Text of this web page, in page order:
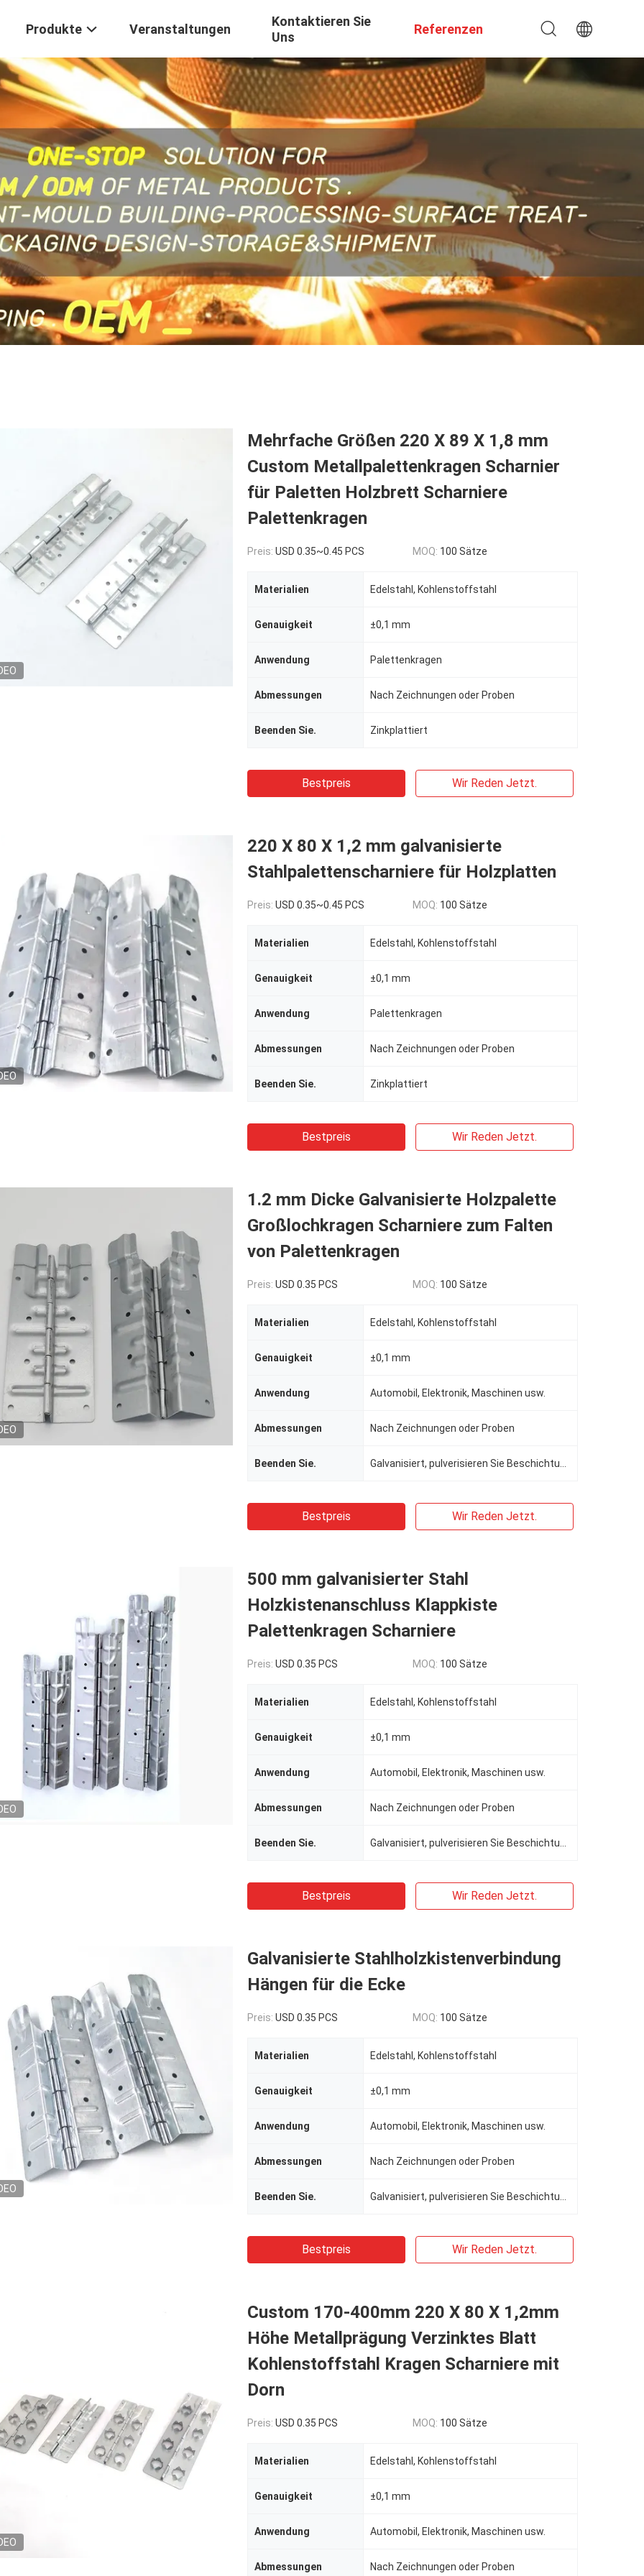
Produkte Veranstaltungen
Kontaktieren Sie
Uns
Referenzen
Mehrfache Größen 220 X 89 X 1,8 mm
Custom Metallpalettenkragen Scharnier
für Paletten Holzbrett Scharniere
Palettenkragen
Preis: USD 0.35~0.45 PCS MOQ: 100 Sätze
Materialien Edelstahl, Kohlenstoffstahl
Genauigkeit ±0,1 mm
Anwendung Palettenkragen
Abmessungen Nach Zeichnungen oder Proben
Beenden Sie. Zinkplattiert
Bestpreis Wir Reden Jetzt.
220 X 80 X 1,2 mm galvanisierte
Stahlpalettenscharniere für Holzplatten
Preis: USD 0.35~0.45 PCS MOQ: 100 Sätze
Materialien Edelstahl, Kohlenstoffstahl
Genauigkeit ±0,1 mm
Anwendung Palettenkragen
Abmessungen Nach Zeichnungen oder Proben
Beenden Sie. Zinkplattiert
Bestpreis Wir Reden Jetzt.
1.2 mm Dicke Galvanisierte Holzpalette
Großlochkragen Scharniere zum Falten
von Palettenkragen
Preis: USD 0.35 PCS MOQ: 100 Sätze
Materialien Edelstahl, Kohlenstoffstahl
Genauigkeit ±0,1 mm
Anwendung Automobil, Elektronik, Maschinen usw.
Abmessungen Nach Zeichnungen oder Proben
Beenden Sie.
Bestpreis Wir Reden Jetzt.
500 mm galvanisierter Stahl
Holzkistenanschluss Klappkiste
Palettenkragen Scharniere
Preis: USD 0.35 PCS MOQ: 100 Sätze
Materialien Edelstahl, Kohlenstoffstahl
Genauigkeit ±0,1 mm
Anwendung Automobil, Elektronik, Maschinen usw.
Abmessungen Nach Zeichnungen oder Proben
Beenden Sie.
Bestpreis Wir Reden Jetzt.
Galvanisierte Stahlholzkistenverbindung
Hängen für die Ecke
Preis: USD 0.35 PCS MOQ: 100 Sätze
Materialien Edelstahl, Kohlenstoffstahl
Genauigkeit ±0,1 mm
Anwendung Automobil, Elektronik, Maschinen usw.
Abmessungen Nach Zeichnungen oder Proben
Beenden Sie.
Bestpreis Wir Reden Jetzt.
Custom 170-400mm 220 X 80 X 1,2mm
Höhe Metallprägung Verzinktes Blatt
Kohlenstoffstahl Kragen Scharniere mit
Dorn
Preis: USD 0.35 PCS MOQ: 100 Sätze
Materialien Edelstahl, Kohlenstoffstahl
Genauigkeit ±0,1 mm
Anwendung Automobil, Elektronik, Maschinen usw.
Abmessungen Nach Zeichnungen oder Proben